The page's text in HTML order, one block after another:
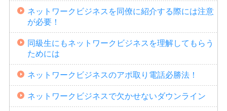
ネットワークビジネスを同僚に紹介する際には注意
が必要！
同級生にもネットワークビジネスを理解してもらう
ためには
ネットワークビジネスのアポ取り電話必勝法！
ネットワークビジネスで欠かせないダウンライン